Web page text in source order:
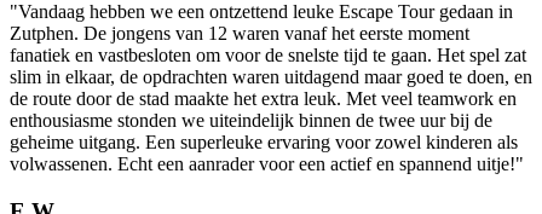
"Vandaag hebben we een ontzettend leuke Escape Tour gedaan in
Zutphen. De jongens van 12 waren vanaf het eerste moment
fanatiek en vastbesloten om voor de snelste tijd te gaan. Het spel zat
slim in elkaar, de opdrachten waren uitdagend maar goed te doen, en
de route door de stad maakte het extra leuk. Met veel teamwork en
enthousiasme stonden we uiteindelijk binnen de twee uur bij de
geheime uitgang. Een superleuke ervaring voor zowel kinderen als
volwassenen. Echt een aanrader voor een actief en spannend uitje!"